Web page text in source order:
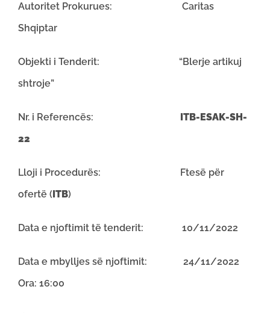
Autoritet Prokurues: Caritas
Shqiptar
Objekti i Tenderit: “Blerje artikuj
shtroje”
Nr. i Referencës: ITB-ESAK-SH-
22
Lloji i Procedurës: Ftesë për
ofertë (ITB)
Data e njoftimit të tenderit: 10/11/2022
Data e mbylljes së njoftimit: 24/11/2022
Ora: 16:00